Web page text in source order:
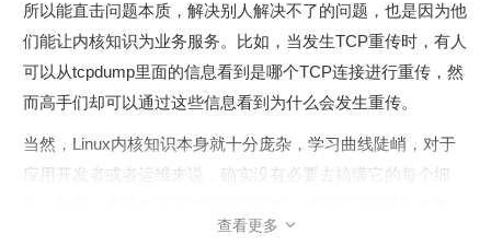
所以能直击问题本质，解决别人解决不了的问题，也是因为他
们能让内核知识为业务服务。比如，当发生TCP重传时，有人
可以从tcpdump里面的信息看到是哪个TCP连接进行重传，然
而高手们却可以通过这些信息看到为什么会发生重传。
当然，Linux内核知识本身就十分庞杂，学习曲线陡峭，对于
应用开发者或者运维来说，确实没有必要去搞懂它的每个细
说，能够让内核知识解决我们生产环境下遇到的实实在在的问
查看更多 